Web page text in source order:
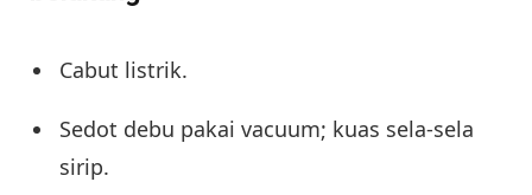
Cabut listrik.
Sedot debu pakai vacuum; kuas sela-sela
sirip.